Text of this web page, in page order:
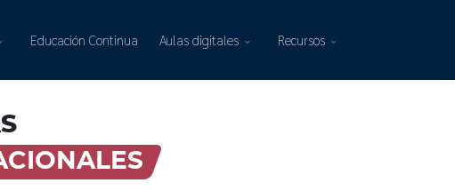
Educación Continua Aulas digitales Recursos